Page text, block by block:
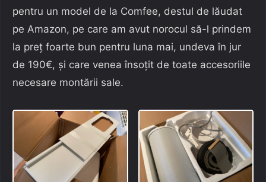
pentru un model de la Comfee, destul de lăudat
pe Amazon, pe care am avut norocul să-l prindem
la preț foarte bun pentru luna mai, undeva în jur
de 190€, și care venea însoțit de toate accesoriile
necesare montării sale.